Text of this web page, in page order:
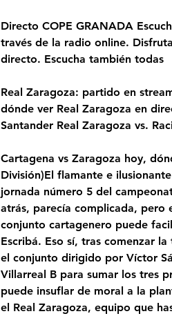
Directo COPE GRANADA
través de la radio online.
directo. Escucha también todas
Real Zaragoza: partido en
dónde ver Real Zaragoza en
Santander Real Zaragoza vs.
Cartagena vs Zaragoza hoy,
División)El flamante e
jornada número 5 del
atrás, parecía complicada, pero
conjunto cartagenero puede
Escribá. Eso sí, tras comenzar
el conjunto dirigido por Víctor
Villarreal B para sumar los tres
puede insuflar de moral a la
el Real Zaragoza, equipo que